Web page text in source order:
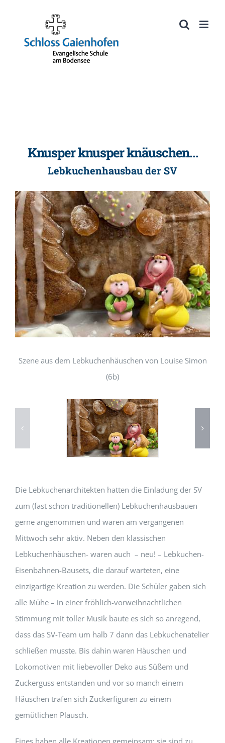
Werkzeugleiste öffnen
springen
Knusper knusper knäuschen…
Lebkuchenhausbau der SV
Szene aus dem Lebkuchenhäuschen von Louise Simon
(6b)
Die Lebkuchenarchitekten hatten die Einladung der SV
zum (fast schon traditionellen) Lebkuchenhausbauen
gerne angenommen und waren am vergangenen
Mittwoch sehr aktiv. Neben den klassischen
Lebkuchenhäuschen- waren auch – neu! – Lebkuchen-
Eisenbahnen-Bausets, die darauf warteten, eine
einzigartige Kreation zu werden. Die Schüler gaben sich
alle Mühe – in einer fröhlich-vorweihnachtlichen
Stimmung mit toller Musik baute es sich so anregend,
dass das SV-Team um halb 7 dann das Lebkuchenatelier
schließen musste. Bis dahin waren Häuschen und
Lokomotiven mit liebevoller Deko aus Süßem und
Zuckerguss entstanden und vor so manch einem
Häuschen trafen sich Zuckerfiguren zu einem
gemütlichen Plausch.